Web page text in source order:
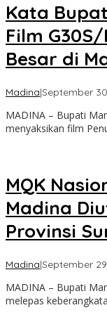
Kata
Film
Besar di
Madina|September
MADINA – Bupati
menyaksikan film
MQK
Madina
Provinsi
Madina|September
MADINA – Bupati
melepas